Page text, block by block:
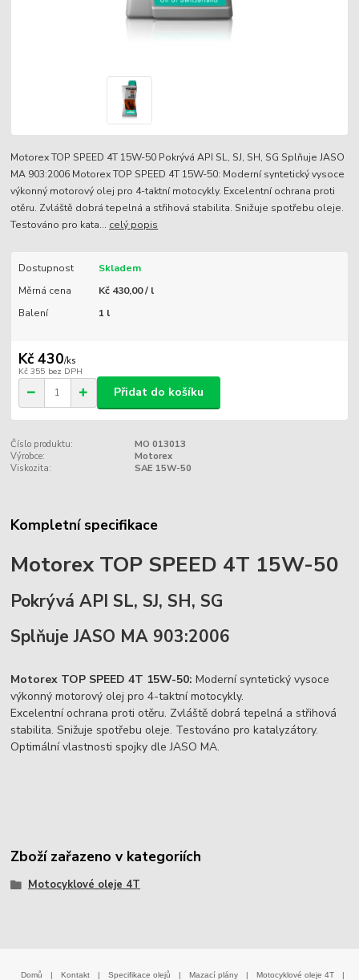
Motorex TOP SPEED 4T 15W-50 Pokrývá API SL, SJ, SH, SG Splňuje JASO
MA 903:2006 Motorex TOP SPEED 4T 15W-50: Moderní syntetický vysoce
výkonný motorový olej pro 4-taktní motocykly. Excelentní ochrana proti
otěru. Zvláště dobrá tepelná a střihová stabilita. Snižuje spotřebu oleje.
Testováno pro kata... celý popis
Dostupnost
Skladem
Měrná cena
Kč 430,00 / l
Balení
1 l
Kč 430/ks
Kč 355 bez DPH
Přidat do košíku
Číslo produktu:
MO 013013
Výrobce:
Motorex
Viskozita:
SAE 15W-50
Kompletní specifikace
Motorex TOP SPEED 4T 15W-50
Pokrývá API SL, SJ, SH, SG
Splňuje JASO MA 903:2006
Motorex TOP SPEED 4T 15W-50:Moderní syntetický vysoce
výkonný motorový olej pro 4-taktní motocykly.
Excelentní ochrana proti otěru. Zvláště dobrá tepelná a střihová
stabilita. Snižuje spotřebu oleje. Testováno pro katalyzátory.
Optimální vlastnosti spojky dle JASO MA.
Zboží zařazeno v kategoriích
Motocyklové oleje 4T
Domů | Kontakt | Specifikace olejů | Mazací plány | Motocyklové oleje 4T
|